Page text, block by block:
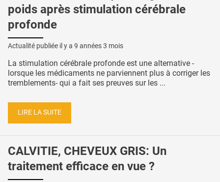
poids après stimulation cérébrale
profonde
Actualité publiée il y a 9 années 3 mois
La stimulation cérébrale profonde est une alternative -
lorsque les médicaments ne parviennent plus à corriger les
tremblements- qui a fait ses preuves sur les ...
LIRE LA SUITE
CALVITIE, CHEVEUX GRIS: Un
traitement efficace en vue ?